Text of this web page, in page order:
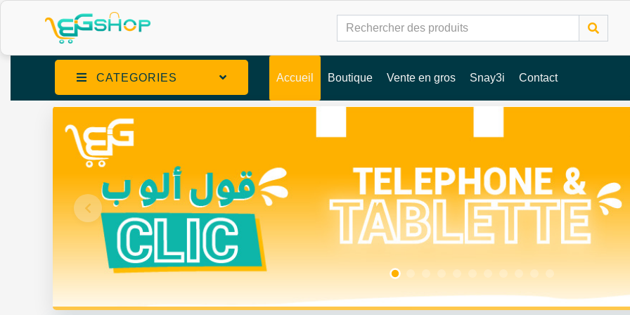
CATEGORIES Accueil Boutique Vente en gros Snay3i Contact